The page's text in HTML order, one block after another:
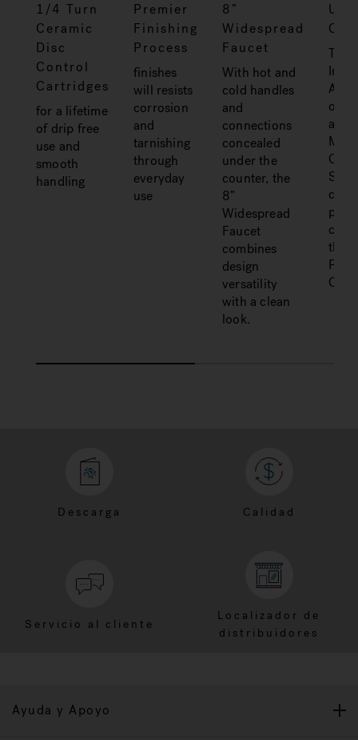
1/4 Turn
Ceramic
Disc
Control
Cartridges
for a lifetime
of drip free
use and
smooth
handling
Premier
Finishing
Process
finishes
will resists
corrosion
and
tarnishing
through
everyday
use
8”
Widespread
Faucet
With hot and
cold handles
and
connections
concealed
under the
counter, the
8”
Widespread
Faucet
combines
design
versatility
with a clean
look.
UPC
The
of
and
the
Descarga Calidad
Servicio al cliente
Localizador de
distribuidores
Ayuda y Apoyo